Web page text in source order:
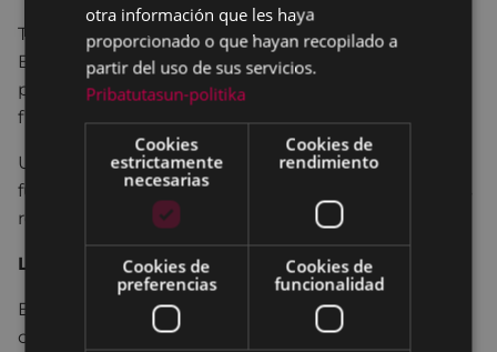
Tras muchos años de estudio (Bilbao, Oxford y
Bruselas), numerosos artículos y varios libros
publicados junto a otros autores y autoras,
finalmente ve la luz su primer libro en solitario.
Una obra en la que se abren las ventanas hacia el
futuro, ofreciendo posibles soluciones a los grandes
retos que tenemos que afrontar en el siglo XXI.
Libro
En la próxima década nos enfrentaremos a unos
cambios que nunca antes hemos conocido y lo
otra información que les haya
proporcionado o que hayan recopilado a
partir del uso de sus servicios.
Pribatutasun-politika
Cookies
estrictamente
necesarias
Cookies de
rendimiento
Cookies de
preferencias
Cookies de
funcionalidad